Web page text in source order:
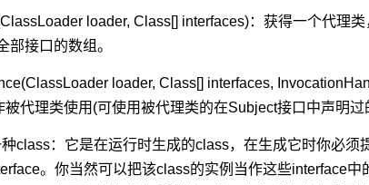
loader, Class[] interfaces)：获得一个代理类
部接口的数组。
loader, Class[] interfaces,
代理类使用(可使用被代理类的在Subject接口中声明过
class：它是在运行时生成的class，在生成它时你必须
。你当然可以把该class的实例当作这些interface